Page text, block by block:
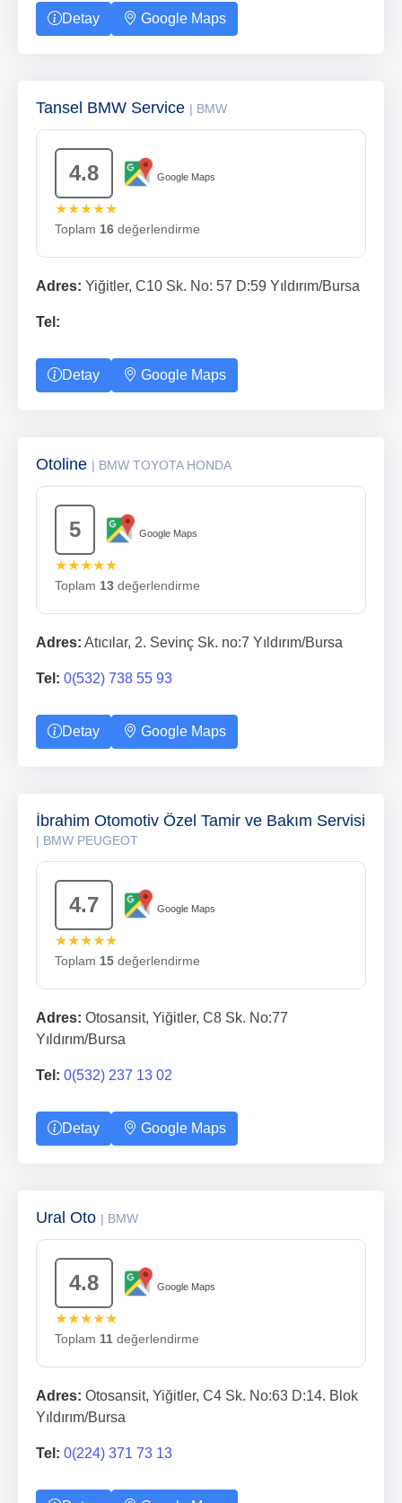
Detay Google Maps
Tansel BMW Service | BMW
4.8 Google Maps
★★★★★
Toplam 16 değerlendirme
Adres: Yiğitler, C10 Sk. No: 57 D:59 Yıldırım/Bursa
Tel:
Detay Google Maps
Otoline | BMW TOYOTA HONDA
5 Google Maps
★★★★★
Toplam 13 değerlendirme
Adres: Atıcılar, 2. Sevinç Sk. no:7 Yıldırım/Bursa
Tel: 0(532) 738 55 93
Detay Google Maps
İbrahim Otomotiv Özel Tamir ve Bakım Servisi
| BMW PEUGEOT
4.7 Google Maps
★★★★★
Toplam 15 değerlendirme
Adres: Otosansit, Yiğitler, C8 Sk. No:77
Yıldırım/Bursa
Tel: 0(532) 237 13 02
Detay Google Maps
Ural Oto | BMW
4.8 Google Maps
★★★★★
Toplam 11 değerlendirme
Adres: Otosansit, Yiğitler, C4 Sk. No:63 D:14. Blok
Yıldırım/Bursa
Tel: 0(224) 371 73 13